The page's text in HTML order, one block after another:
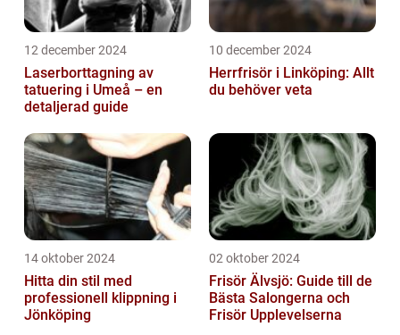
12 december 2024
Laserborttagning av
tatuering i Umeå – en
detaljerad guide
10 december 2024
Herrfrisör i Linköping: Allt
du behöver veta
14 oktober 2024
Hitta din stil med
professionell klippning i
Jönköping
02 oktober 2024
Frisör Älvsjö: Guide till de
Bästa Salongerna och
Frisör Upplevelserna